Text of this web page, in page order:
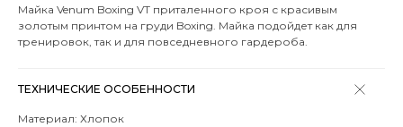
Майка Venum Boxing VT приталенного кроя с красивым
золотым принтом на груди Boxing. Майка подойдет как для
тренировок, так и для повседневного гардероба.
ТЕХНИЧЕСКИЕ ОСОБЕННОСТИ
Материал: Хлопок